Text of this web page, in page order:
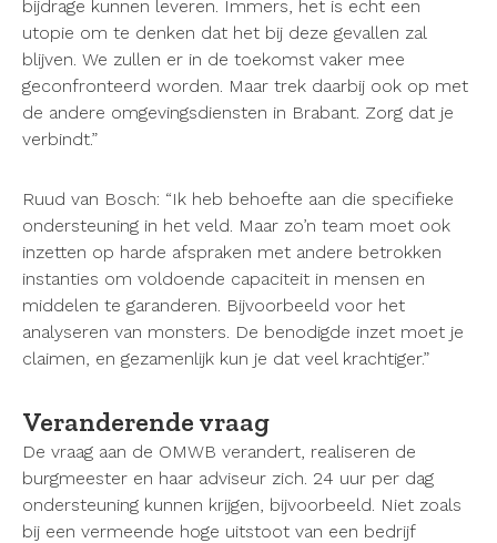
bijdrage kunnen leveren. Immers, het is echt een
utopie om te denken dat het bij deze gevallen zal
blijven. We zullen er in de toekomst vaker mee
geconfronteerd worden. Maar trek daarbij ook op met
de andere omgevingsdiensten in Brabant. Zorg dat je
verbindt.”
Ruud van Bosch: “Ik heb behoefte aan die specifieke
ondersteuning in het veld. Maar zo’n team moet ook
inzetten op harde afspraken met andere betrokken
instanties om voldoende capaciteit in mensen en
middelen te garanderen. Bijvoorbeeld voor het
analyseren van monsters. De benodigde inzet moet je
claimen, en gezamenlijk kun je dat veel krachtiger.”
Veranderende vraag
De vraag aan de OMWB verandert, realiseren de
burgmeester en haar adviseur zich. 24 uur per dag
ondersteuning kunnen krijgen, bijvoorbeeld. Niet zoals
bij een vermeende hoge uitstoot van een bedrijf